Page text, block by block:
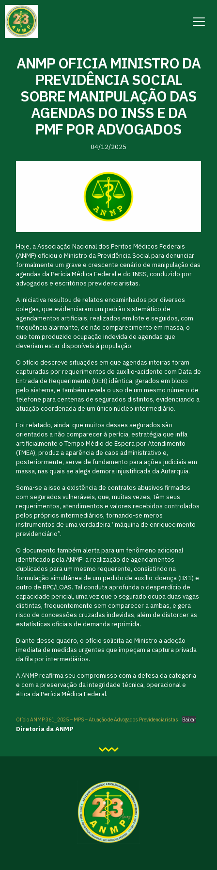
ANMP OFICIA MINISTRO DA
PREVIDÊNCIA SOCIAL
SOBRE MANIPULAÇÃO DAS
AGENDAS DO INSS E DA
PMF POR ADVOGADOS
04/12/2025
Hoje, a Associação Nacional dos Peritos Médicos Federais
(ANMP) oficiou o Ministro da Previdência Social para denunciar
formalmente um grave e crescente cenário de manipulação das
agendas da Perícia Médica Federal e do INSS, conduzido por
advogados e escritórios previdenciaristas.
A iniciativa resultou de relatos encaminhados por diversos
colegas, que evidenciaram um padrão sistemático de
agendamentos artificiais, realizados em lote e seguidos, com
frequência alarmante, de não comparecimento em massa, o
que tem produzido ocupação indevida de agendas que
deveriam estar disponíveis à população.
O ofício descreve situações em que agendas inteiras foram
capturadas por requerimentos de auxílio-acidente com Data de
Entrada de Requerimento (DER) idêntica, gerados em bloco
pelo sistema, e também revela o uso de um mesmo número de
telefone para centenas de segurados distintos, evidenciando a
atuação coordenada de um único núcleo intermediário.
Foi relatado, ainda, que muitos desses segurados são
orientados a não comparecer à perícia, estratégia que infla
artificialmente o Tempo Médio de Espera por Atendimento
(TMEA), produz a aparência de caos administrativo e,
posteriormente, serve de fundamento para ações judiciais em
massa, nas quais se alega demora injustificada da Autarquia.
Soma-se a isso a existência de contratos abusivos firmados
com segurados vulneráveis, que, muitas vezes, têm seus
requerimentos, atendimentos e valores recebidos controlados
pelos próprios intermediários, tornando-se meros
instrumentos de uma verdadeira “máquina de enriquecimento
previdenciário”.
O documento também alerta para um fenômeno adicional
identificado pela ANMP: a realização de agendamentos
duplicados para um mesmo requerente, consistindo na
formulação simultânea de um pedido de auxílio-doença (B31) e
outro de BPC/LOAS. Tal conduta aprofunda o desperdício de
capacidade pericial, uma vez que o segurado ocupa duas vagas
distintas, frequentemente sem comparecer a ambas, e gera
risco de concessões cruzadas indevidas, além de distorcer as
estatísticas oficiais de demanda reprimida.
Diante desse quadro, o ofício solicita ao Ministro a adoção
imediata de medidas urgentes que impeçam a captura privada
da fila por intermediários.
A ANMP reafirma seu compromisso com a defesa da categoria
e com a preservação da integridade técnica, operacional e
ética da Perícia Médica Federal.
Ofício ANMP 361_2025 – MPS – Atuação de Advogados Previdenciaristas Baixar
Diretoria da ANMP